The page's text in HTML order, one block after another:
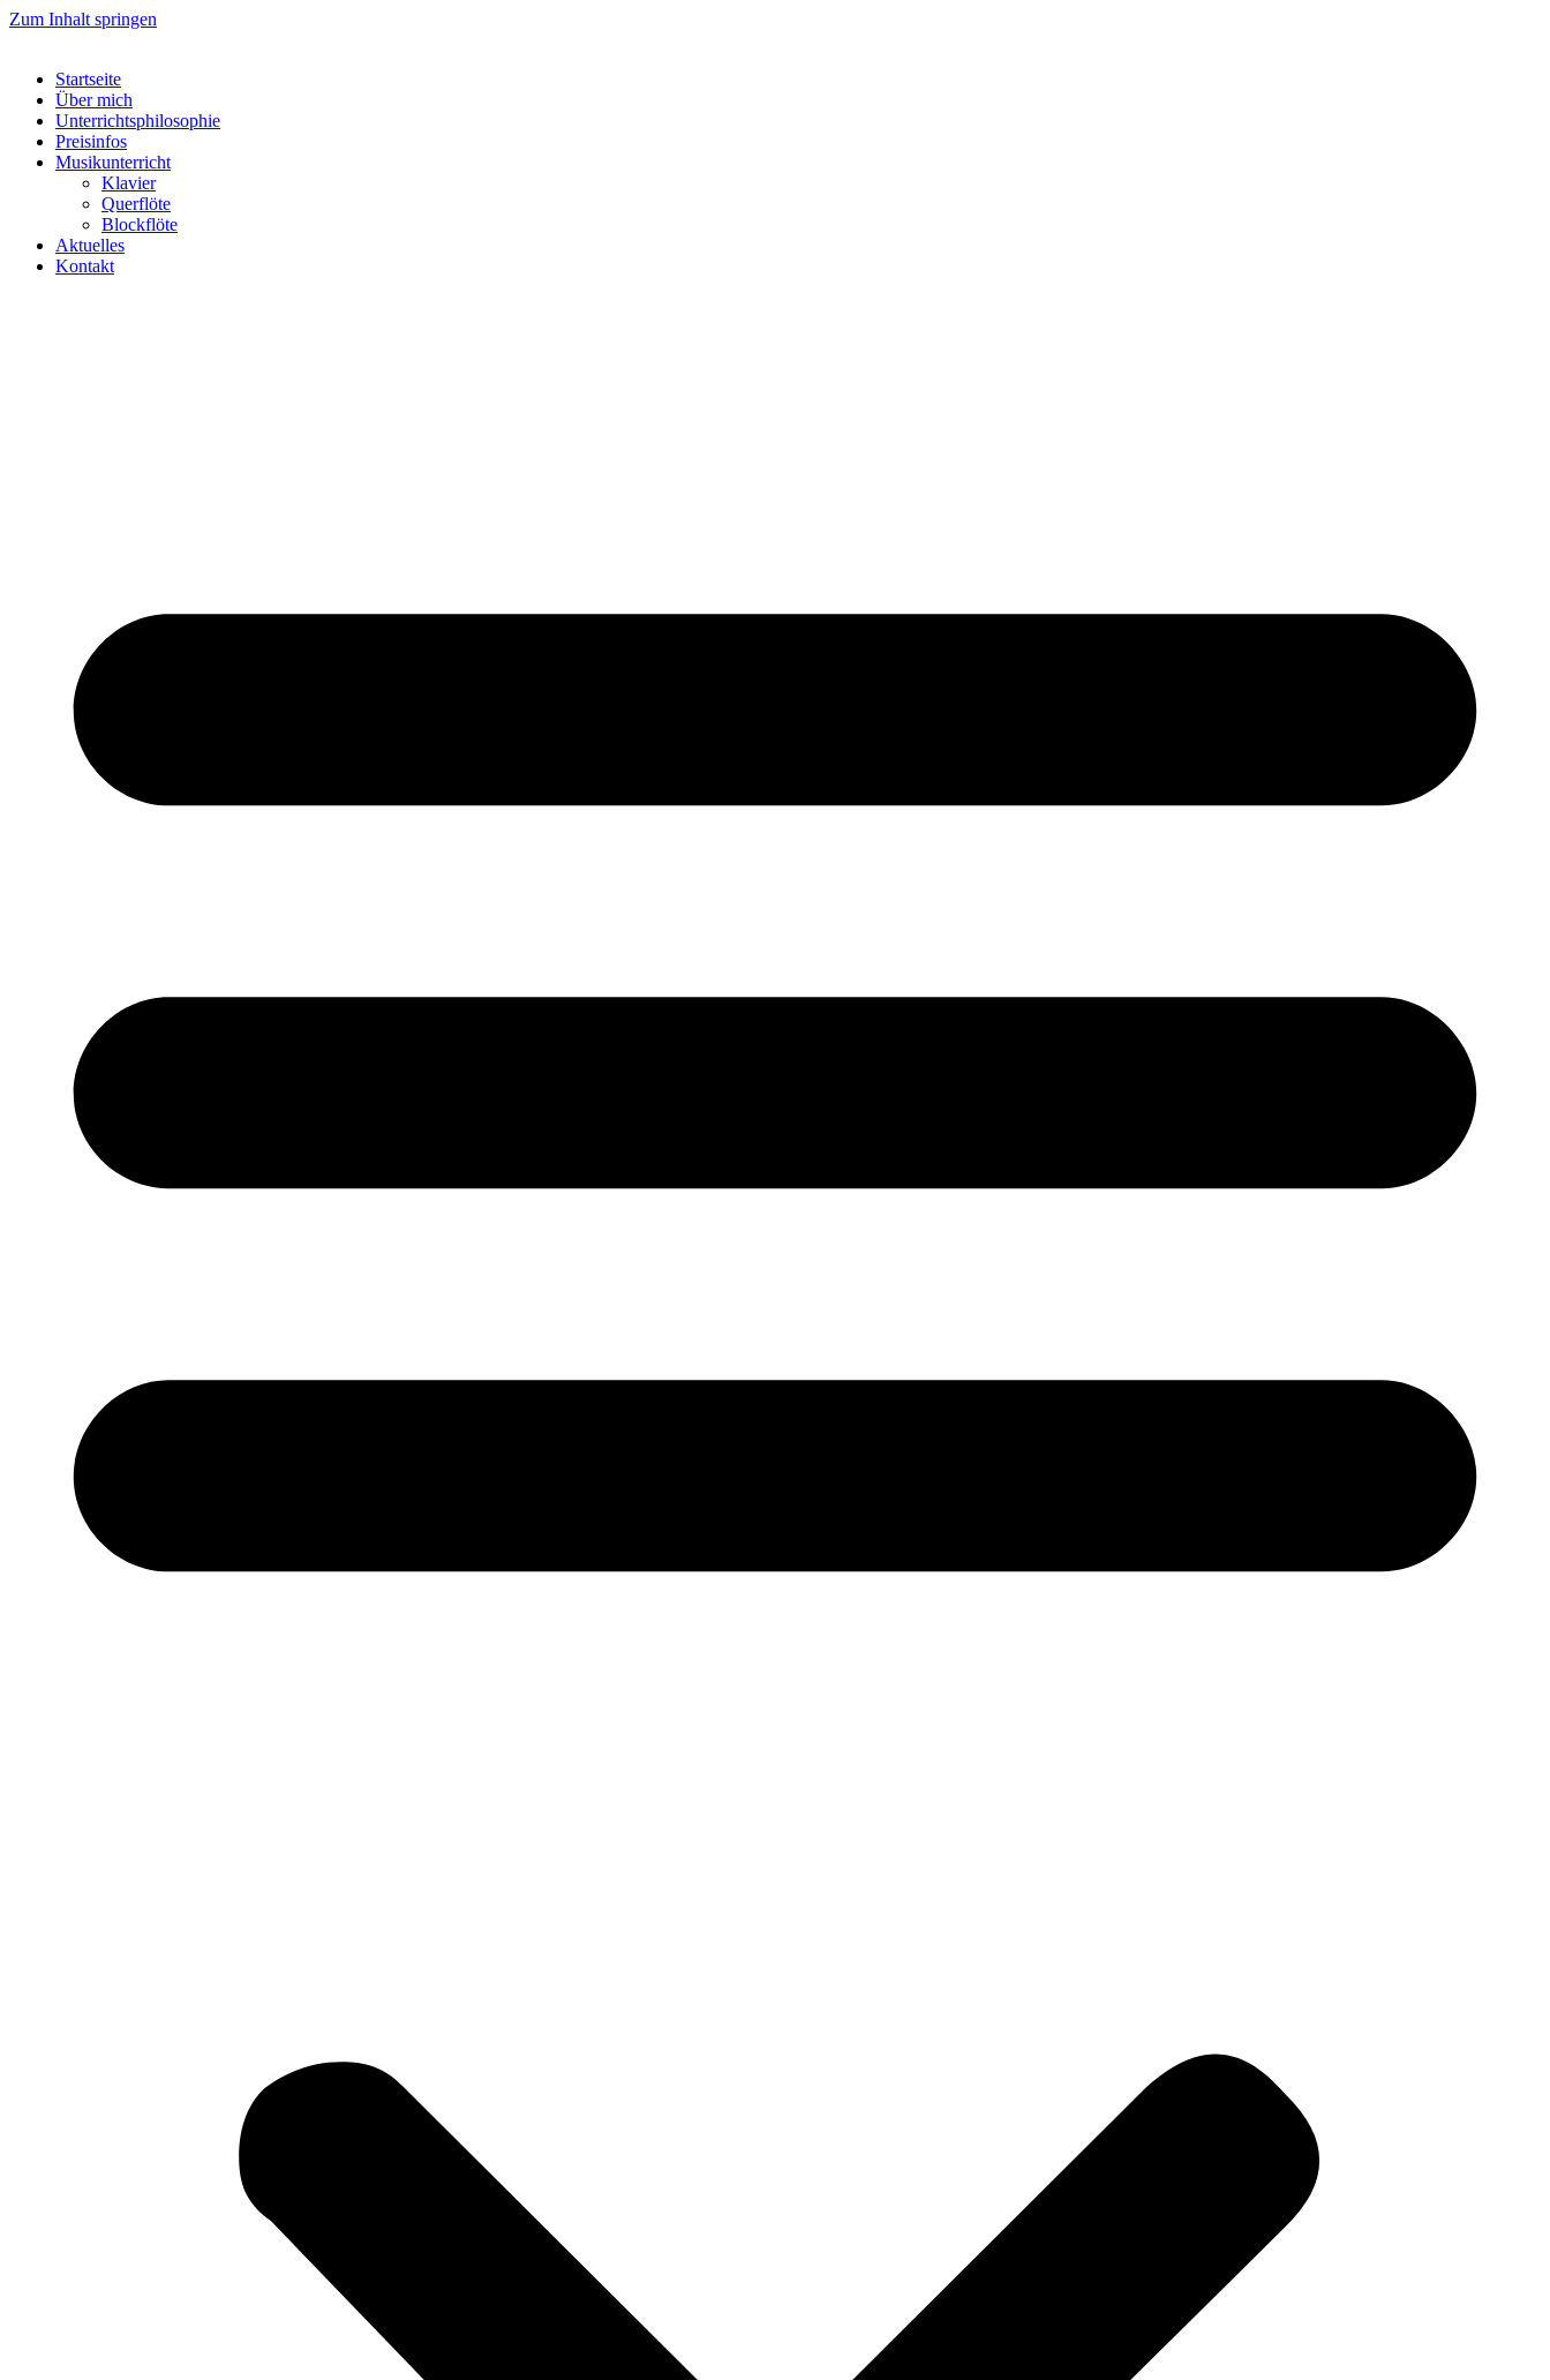
Zum Inhalt springen
Startseite
Über mich
Unterrichtsphilosophie
Preisinfos
Musikunterricht
Klavier
Querflöte
Blockflöte
Aktuelles
Kontakt